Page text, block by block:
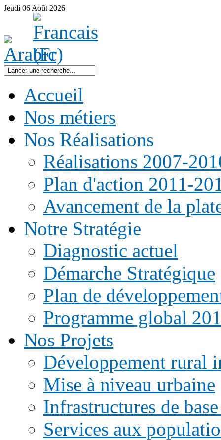
Jeudi 06 Août 2026
Accueil
Nos métiers
Nos Réalisations
Réalisations 2007-
Plan d'action 2011-
Avancement de la
Notre Stratégie
Diagnostic actuel
Démarche Stratégique
Plan de
Programme global
Nos Projets
Développement rural
Mise à niveau urbaine
Infrastructures de
Services aux